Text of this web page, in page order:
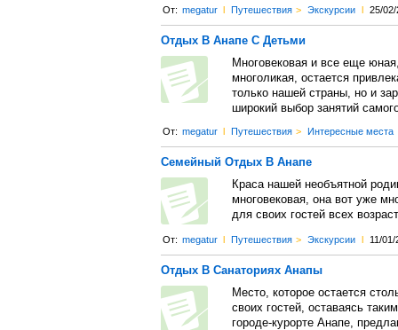
От: megatur l Путешествия > Экскурсии l 25/02/
Отдых В Анапе С Детьми
Многовековая и все еще
многоликая, остается
только нашей страны, но и
широкий выбор занятий
От: megatur l Путешествия > Интересные места
Семейный Отдых В Анапе
Краса нашей необъятной
многовековая, она вот уже
для своих гостей всех
От: megatur l Путешествия > Экскурсии l 11/01/
Отдых В Санаториях Анапы
Место, которое остается
своих гостей, оставаясь
городе-курорте Анапе,